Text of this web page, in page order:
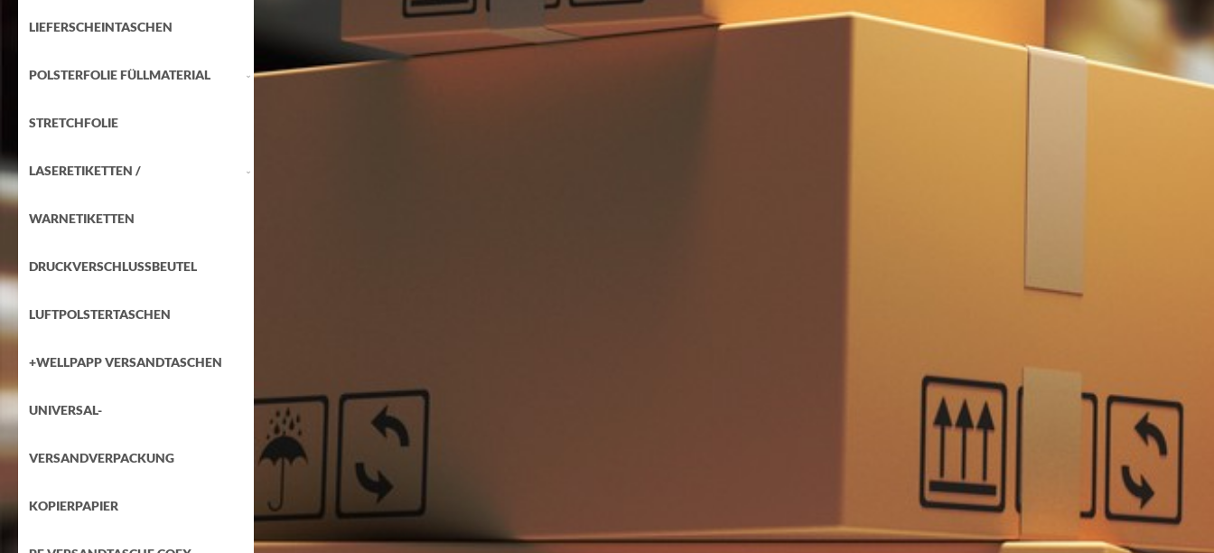
LIEFERSCHEINTASCHEN
POLSTERFOLIE FÜLLMATERIAL
STRETCHFOLIE
LASERETIKETTEN /
WARNETIKETTEN
DRUCKVERSCHLUSSBEUTEL
LUFTPOLSTERTASCHEN
+WELLPAPP VERSANDTASCHEN
UNIVERSAL-
VERSANDVERPACKUNG
KOPIERPAPIER